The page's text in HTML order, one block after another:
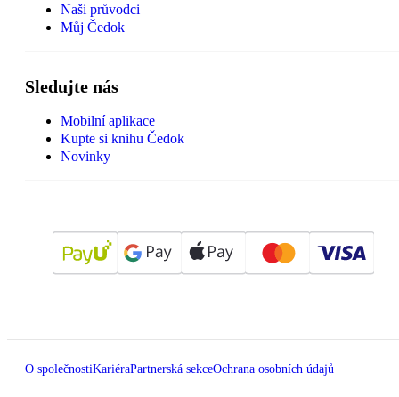
Naši průvodci
Můj Čedok
Sledujte nás
Mobilní aplikace
Kupte si knihu Čedok
Novinky
O společnostiKariéraPartnerská sekceOchrana osobních údajů